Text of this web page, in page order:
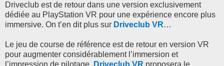
Driveclub est de retour dans une version exclusivement
dédiée au PlayStation VR pour une expérience encore plus
immersive. On t’en dit plus sur Driveclub VR…
Le jeu de course de référence est de retour en version VR
pour augmenter considérablement l’immersion et